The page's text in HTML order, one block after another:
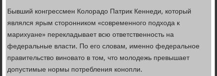
Бывший конгрессмен Колорадо Патрик Кеннеди, который
являлся ярым сторонником «современного подхода к
марихуане» перекладывает всю ответственность на
федеральные власти. По его словам, именно федеральное
правительство виновато в том, что молодежь превышает
допустимые нормы потребления конопли.